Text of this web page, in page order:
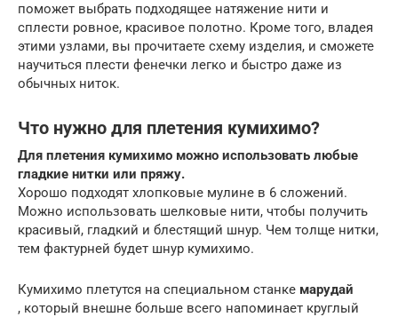
поможет выбрать подходящее натяжение нити и
сплести ровное, красивое полотно. Кроме того, владея
этими узлами, вы прочитаете схему изделия, и сможете
научиться плести фенечки легко и быстро даже из
обычных ниток.
Что нужно для плетения кумихимо?
Для плетения кумихимо можно использовать любые
гладкие нитки или пряжу.
Хорошо подходят хлопковые мулине в 6 сложений.
Можно использовать шелковые нити, чтобы получить
красивый, гладкий и блестящий шнур. Чем толще нитки,
тем фактурней будет шнур кумихимо.
Кумихимо плетутся на специальном станке марудай
, который внешне больше всего напоминает круглый